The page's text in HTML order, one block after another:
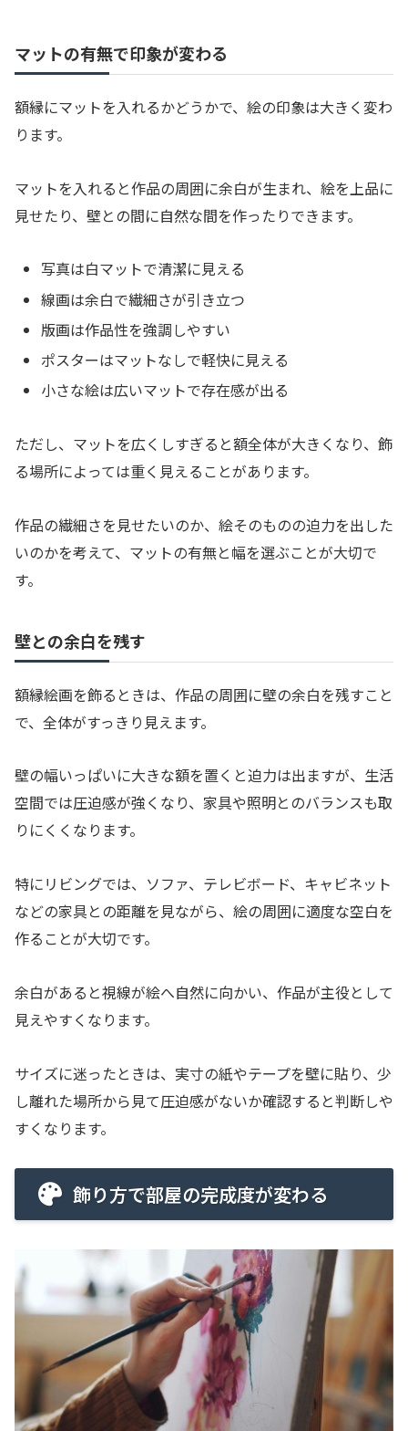
マットの有無で印象が変わる
額縁にマットを入れるかどうかで、絵の印象は大きく変わ
ります。
マットを入れると作品の周囲に余白が生まれ、絵を上品に
見せたり、壁との間に自然な間を作ったりできます。
写真は白マットで清潔に見える
線画は余白で繊細さが引き立つ
版画は作品性を強調しやすい
ポスターはマットなしで軽快に見える
小さな絵は広いマットで存在感が出る
ただし、マットを広くしすぎると額全体が大きくなり、飾
る場所によっては重く見えることがあります。
作品の繊細さを見せたいのか、絵そのものの迫力を出した
いのかを考えて、マットの有無と幅を選ぶことが大切で
す。
壁との余白を残す
額縁絵画を飾るときは、作品の周囲に壁の余白を残すこと
で、全体がすっきり見えます。
壁の幅いっぱいに大きな額を置くと迫力は出ますが、生活
空間では圧迫感が強くなり、家具や照明とのバランスも取
りにくくなります。
特にリビングでは、ソファ、テレビボード、キャビネット
などの家具との距離を見ながら、絵の周囲に適度な空白を
作ることが大切です。
余白があると視線が絵へ自然に向かい、作品が主役として
見えやすくなります。
サイズに迷ったときは、実寸の紙やテープを壁に貼り、少
し離れた場所から見て圧迫感がないか確認すると判断しや
すくなります。
飾り方で部屋の完成度が変わる